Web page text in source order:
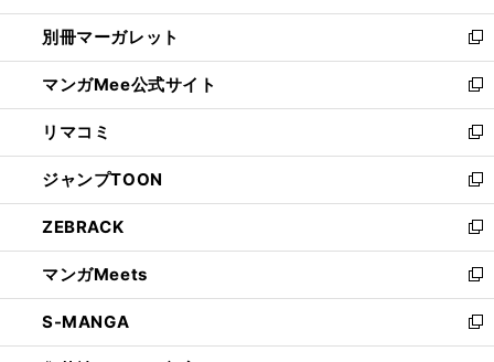
開
く
ウ
で
開
く
ウ
ィ
ン
ド
ウ
で
開
く
し
い
ウ
ィ
ン
ド
ウ
で
開
く
別冊マーガレット
新
し
い
ウ
ィ
ン
ド
ウ
で
開
く
マンガMee公式サイト
新
し
い
ウ
ィ
ン
ド
ウ
で
開
く
リマコミ
新
し
い
ウ
ィ
ン
ド
ウ
で
開
ジャンプTOON
新
し
い
ウ
ィ
ン
ド
ウ
ZEBRACK
新
し
い
ウ
ィ
ン
マンガMeets
新
し
い
ウ
S-MANGA
新
し